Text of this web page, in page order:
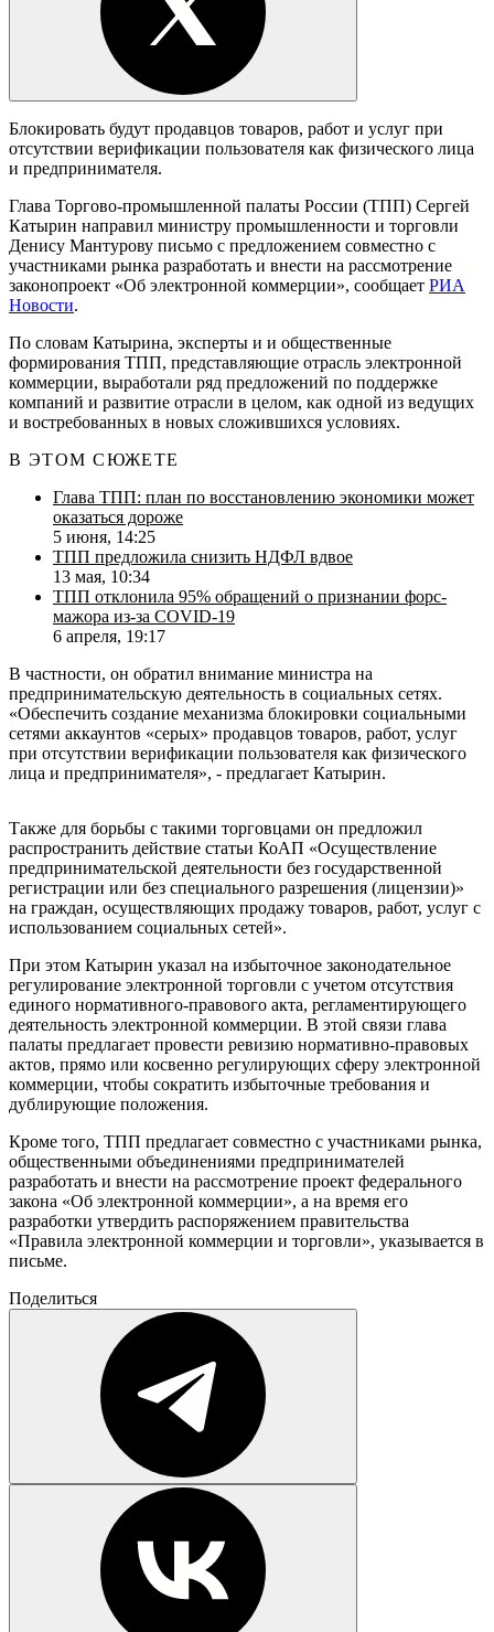
Блокировать будут продавцов товаров, работ и услуг при
отсутствии верификации пользователя как физического лица
и предпринимателя.
Глава Торгово-промышленной палаты России (ТПП) Сергей
Катырин направил министру промышленности и торговли
Денису Мантурову письмо с предложением совместно с
участниками рынка разработать и внести на рассмотрение
законопроект «Об электронной коммерции», сообщает РИА
Новости.
По словам Катырина, эксперты и и общественные
формирования ТПП, представляющие отрасль электронной
коммерции, выработали ряд предложений по поддержке
компаний и развитие отрасли в целом, как одной из ведущих
и востребованных в новых сложившихся условиях.
В ЭТОМ СЮЖЕТЕ
Глава ТПП: план по восстановлению экономики может
оказаться дороже
5 июня, 14:25
ТПП предложила снизить НДФЛ вдвое
13 мая, 10:34
ТПП отклонила 95% обращений о признании форс-
мажора из-за COVID-19
6 апреля, 19:17
В частности, он обратил внимание министра на
предпринимательскую деятельность в социальных сетях.
«Обеспечить создание механизма блокировки социальными
сетями аккаунтов «серых» продавцов товаров, работ, услуг
при отсутствии верификации пользователя как физического
лица и предпринимателя», - предлагает Катырин.
Также для борьбы с такими торговцами он предложил
распространить действие статьи КоАП «Осуществление
предпринимательской деятельности без государственной
регистрации или без специального разрешения (лицензии)»
на граждан, осуществляющих продажу товаров, работ, услуг с
использованием социальных сетей».
При этом Катырин указал на избыточное законодательное
регулирование электронной торговли с учетом отсутствия
единого нормативного-правового акта, регламентирующего
деятельность электронной коммерции. В этой связи глава
палаты предлагает провести ревизию нормативно-правовых
актов, прямо или косвенно регулирующих сферу электронной
коммерции, чтобы сократить избыточные требования и
дублирующие положения.
Кроме того, ТПП предлагает совместно с участниками рынка,
общественными объединениями предпринимателей
разработать и внести на рассмотрение проект федерального
закона «Об электронной коммерции», а на время его
разработки утвердить распоряжением правительства
«Правила электронной коммерции и торговли», указывается в
письме.
Поделиться